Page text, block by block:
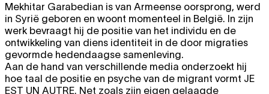
Mekhitar Garabedian is van Armeense oorsprong, werd
in Syrië geboren en woont momenteel in België. In zijn
werk bevraagt hij de positie van het individu en de
ontwikkeling van diens identiteit in de door migraties
gevormde hedendaagse samenleving.
Aan de hand van verschillende media onderzoekt hij
hoe taal de positie en psyche van de migrant vormt JE
EST UN AUTRE. Net zoals zijn eigen gelaagde